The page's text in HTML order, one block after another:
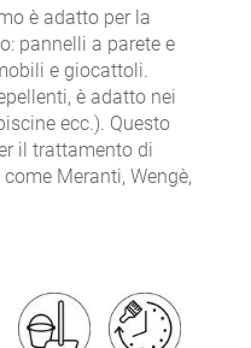
è adatto per la
pannelli a parete e
e giocattoli.
è adatto nei
ecc.). Questo
il trattamento di
Meranti, Wengè,